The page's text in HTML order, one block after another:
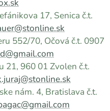
17, Senica č.t.
552/70, Očová č.t. 0907
21, 960 01 Zvolen č.t.
nám. 4, Bratislava č.t.